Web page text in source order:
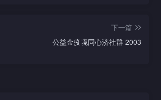
下一篇
公益金疫境同心济社群 2003